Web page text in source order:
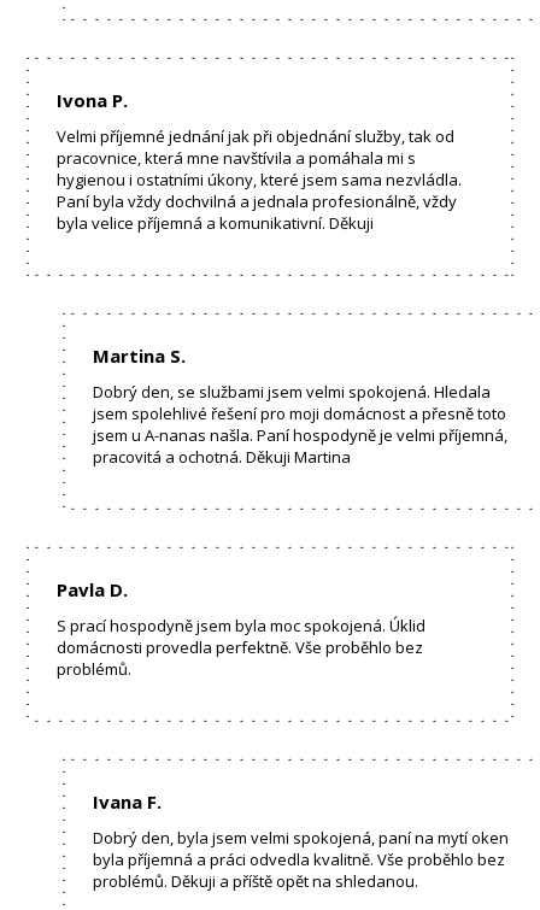
Ivona P.
Velmi příjemné jednání jak při objednání služby, tak od
pracovnice, která mne navštívila a pomáhala mi s
hygienou i ostatními úkony, které jsem sama nezvládla.
Paní byla vždy dochvilná a jednala profesionálně, vždy
byla velice příjemná a komunikativní. Děkuji
Martina S.
Dobrý den, se službami jsem velmi spokojená. Hledala
jsem spolehlivé řešení pro moji domácnost a přesně toto
jsem u A-nanas našla. Paní hospodyně je velmi příjemná,
pracovitá a ochotná. Děkuji Martina
Pavla D.
S prací hospodyně jsem byla moc spokojená. Úklid
domácnosti provedla perfektně. Vše proběhlo bez
problémů.
Ivana F.
Dobrý den, byla jsem velmi spokojená, paní na mytí oken
byla příjemná a práci odvedla kvalitně. Vše proběhlo bez
problémů. Děkuji a příště opět na shledanou.